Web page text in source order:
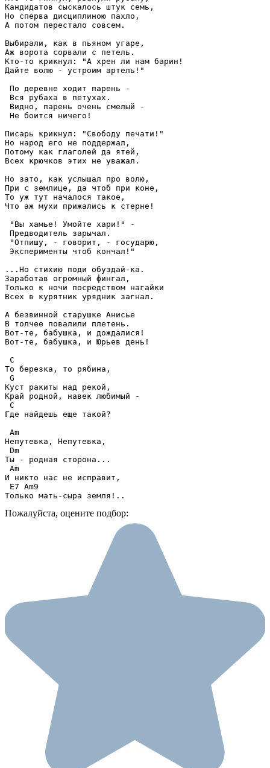
Кандидатов сыскалось штук семь,
Но сперва дисциплиною пахло,
А потом перестало совсем.
Выбирали, как в пьяном угаре,
Аж ворота сорвали с петель.
Кто-то крикнул: "А хрен ли нам барин!
Дайте волю - устроим артель!"
По деревне ходит парень -
Вся рубаха в петухах.
Видно, парень очень смелый -
Не боится ничего!
Писарь крикнул: "Свободу печати!"
Но народ его не поддержал,
Потому как глаголей да ятей,
Всех крючков этих не уважал.
Но зато, как услышал про волю,
При с землице, да чтоб при коне,
То уж тут началося такое,
Что аж мухи прижались к стерне!
"Вы хамье! Умойте хари!" -
Предводитель зарычал.
"Отпишу, - говорит, - государю,
Эксперименты чтоб кончал!"
...Но стихию поди обуздай-ка.
Заработав огромный фингал,
Только к ночи посредством нагайки
Всех в курятник урядник загнал.
А безвинной старушке Анисье
В толчее повалили плетень.
Вот-те, бабушка, и дождалися!
Вот-те, бабушка, и Юрьев день!
C
То березка, то рябина,
G
Куст ракиты над рекой,
Край родной, навек любимый -
C
Где найдешь еще такой?
Am
Непутевка, Непутевка,
Dm
Ты - родная сторона...
Am
И никто нас не исправит,
E7 Am9
Только мать-сыра земля!..
Пожалуйста, оцените подбор: